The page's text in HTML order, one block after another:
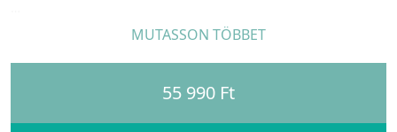
TANDEM SHORT család egyedi tulajdonságok:
Szekrénybe szerelhető, teljesen kihúzható emeletes
MUTASSON TÖBBET
55 990 Ft